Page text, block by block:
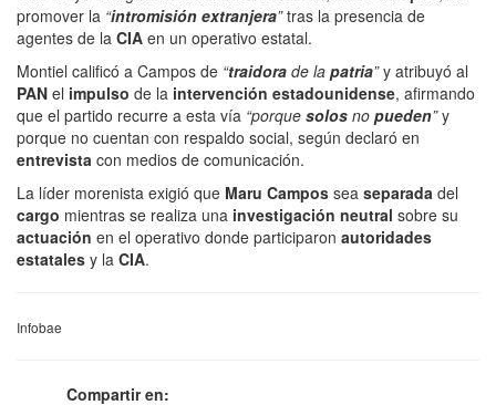
promover la “intromisión extranjera”tras la presencia de
agentes de la CIA en un operativo estatal.
Montiel calificó a Campos de “traidora de la patria”y atribuyó al
PAN el impulso de la intervención estadounidense, afirmando
que el partido recurre a esta vía “porque solos no pueden”y
porque no cuentan con respaldo social, según declaró en
entrevista con medios de comunicación.
La líder morenista exigió que Maru Campos sea separada del
cargo mientras se realiza una investigación neutral sobre su
actuación en el operativo donde participaron autoridades
estatales y la CIA.
Infobae
Compartir en: